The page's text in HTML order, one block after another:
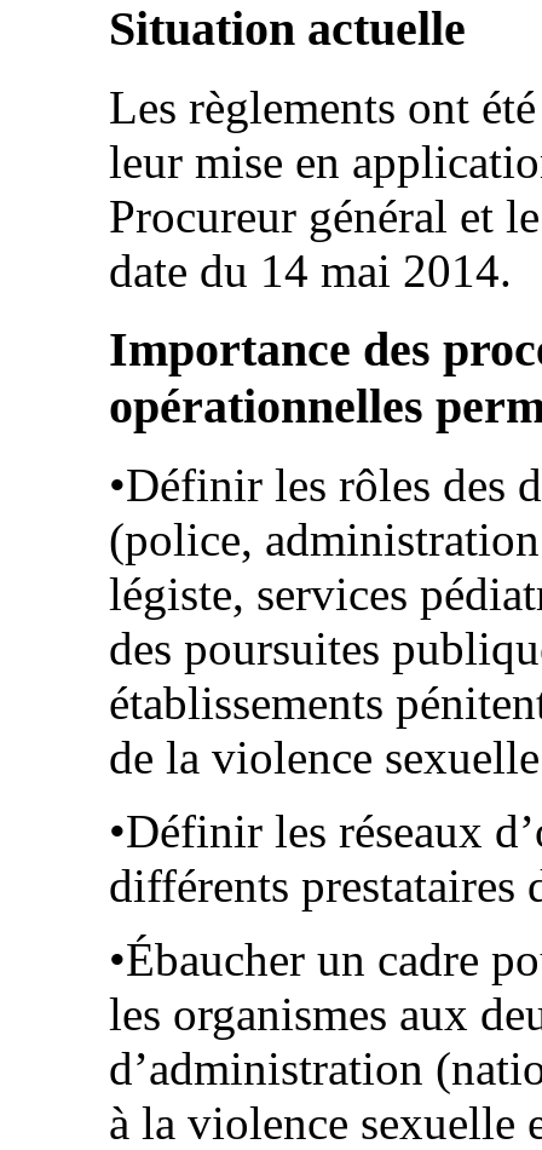
Situation actuelle
Les règlements ont
leur mise en
Procureur général et
date du 14 mai 2014.
Importance des
opérationnelles
•Définir les rôles des
(police,
légiste, services
des poursuites
établissements
de la violence
•Définir les réseaux
différents prestataires
•Ébaucher un cadre
les organismes aux
d’administration
à la violence sexuelle